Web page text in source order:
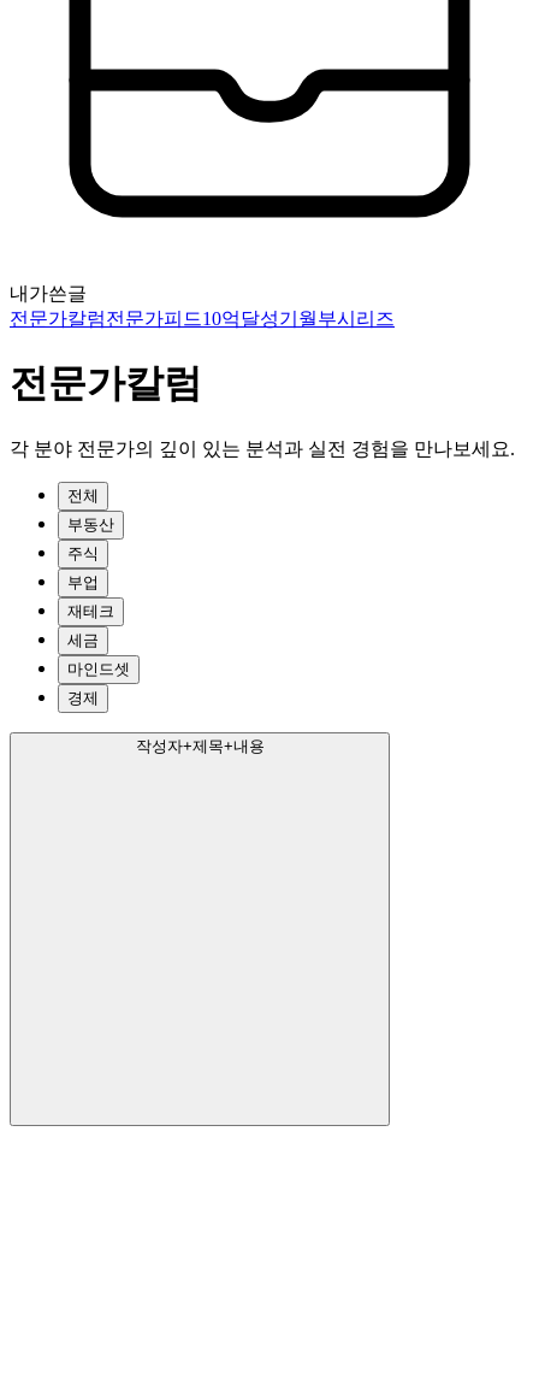
내가쓴글
전문가칼럼전문가피드10억달성기 월부시리즈
전문가칼럼
각 분야 전문가의 깊이 있는 분석과 실전 경험을 만나보세요.
전체
부동산
주식
부업
재테크
세금
마인드셋
경제
작성자+제목+내용